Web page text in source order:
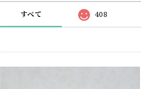
すべて 408